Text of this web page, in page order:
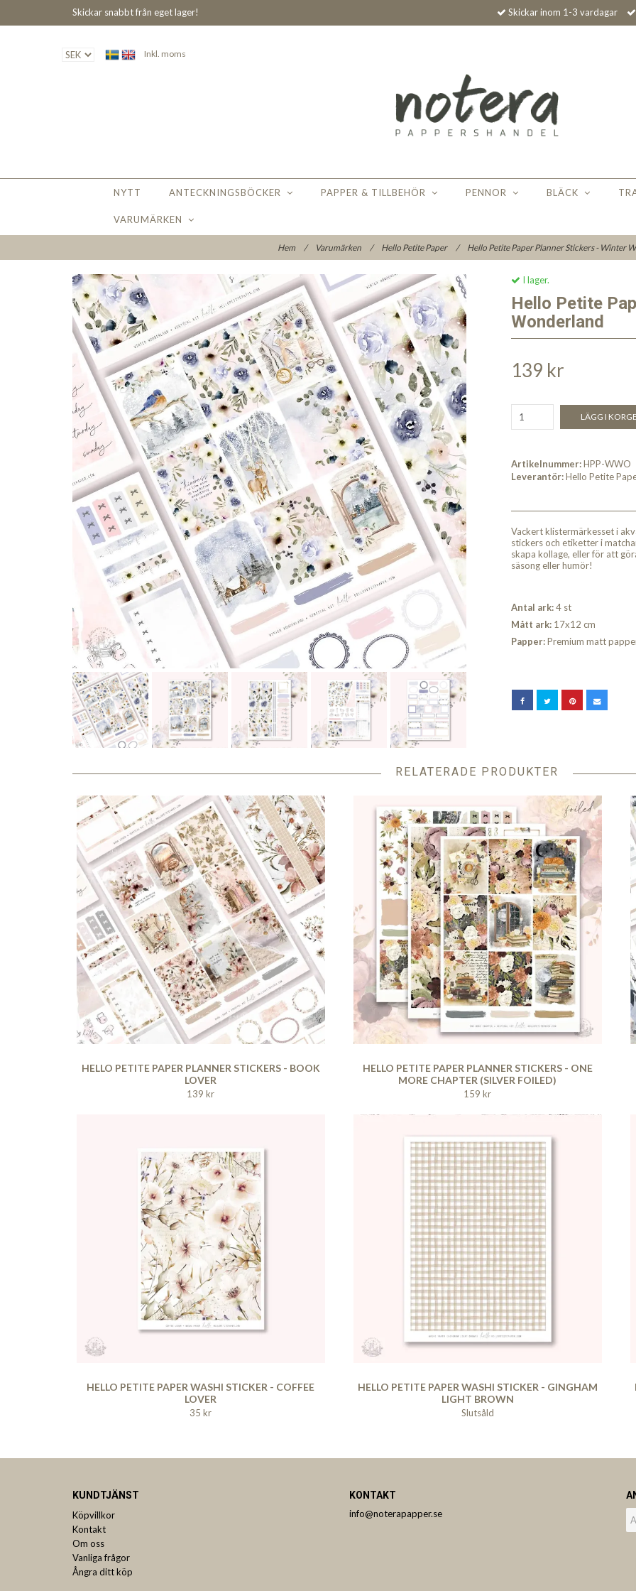
Skickar snabbt från eget lager! Skickar inom 1-3 vardagar
Inkl. moms
NYTT ANTECKNINGSBÖCKER PAPPER & TILLBEHÖR PENNOR BLÄCK
VARUMÄRKEN
Hem / Varumärken / Hello Petite Paper / Hello Petite Paper Planner Stickers - Winter
I lager.
Hello Petite
Wonderland
139 kr
LÄGG I
Artikelnummer:HPP-WWO
Leverantör:Hello Petite
Vackert klistermärkesset i
stickers och etiketter i
skapa kollage, eller för att
säsong eller humör!
Antal ark:4 st
Mått ark: 17x12 cm
Papper:Premium matt
RELATERADE PRODUKTER
HELLO PETITE PAPER PLANNER STICKERS - BOOK
LOVER
139 kr
HELLO PETITE PAPER PLANNER STICKERS - ONE
MORE CHAPTER (SILVER FOILED)
159 kr
HELLO PETITE PAPER WASHI STICKER - COFFEE
LOVER
35 kr
HELLO PETITE PAPER WASHI STICKER - GINGHAM
LIGHT BROWN
Slutsåld
KUNDTJÄNST
Köpvillkor
Kontakt
Om oss
Vanliga frågor
Ångra ditt köp
KONTAKT
info@noterapapper.se